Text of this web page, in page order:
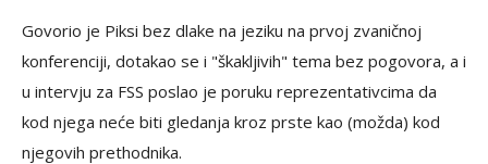
Govorio je Piksi bez dlake na jeziku na prvoj zvaničnoj
konferenciji, dotakao se i "škakljivih" tema bez pogovora, a i
u intervju za FSS poslao je poruku reprezentativcima da
kod njega neće biti gledanja kroz prste kao (možda) kod
njegovih prethodnika.